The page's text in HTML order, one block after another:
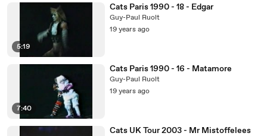
5:19
Cats Paris 1990 - 18 - Edgar
Guy-Paul Ruolt
19 years ago
7:40
Cats Paris 1990 - 16 - Matamore
Guy-Paul Ruolt
19 years ago
Cats UK Tour 2003 - Mr Mistoffelees